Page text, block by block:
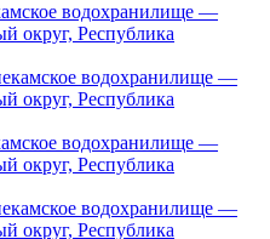
водохранилище —
округ, Республика
водохранилище —
округ, Республика